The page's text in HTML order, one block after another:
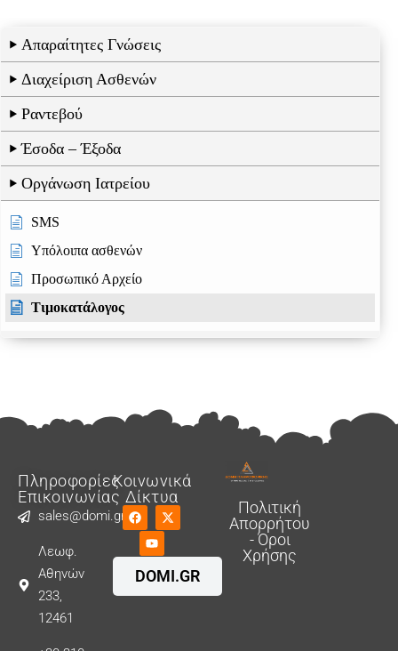
Απαραίτητες Γνώσεις
Διαχείριση Ασθενών
Ραντεβού
Έσοδα – Έξοδα
Οργάνωση Ιατρείου
SMS
Υπόλοιπα ασθενών
Προσωπικό Αρχείο
Τιμοκατάλογος
Mydata
Πληροφορίες
Επικοινωνίας
sales@domi.gr
Λεωφ.
Αθηνών
233,
12461
Κοινωνικά
Δίκτυα
DOMI.GR
Πολιτική
Απορρήτου
- Όροι
Χρήσης